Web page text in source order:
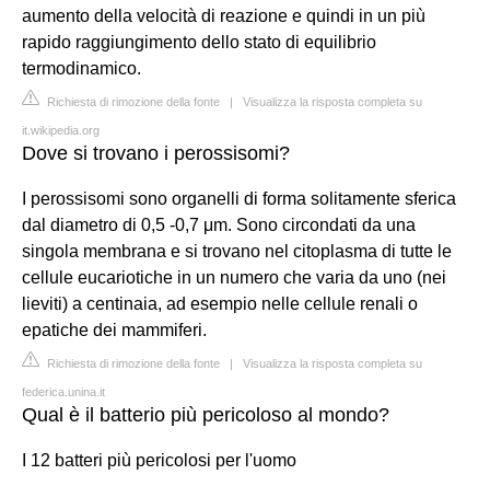
aumento della velocità di reazione e quindi in un più
rapido raggiungimento dello stato di equilibrio
termodinamico.
Richiesta di rimozione della fonte | Visualizza la risposta completa su
it.wikipedia.org
Dove si trovano i perossisomi?
I perossisomi sono organelli di forma solitamente sferica
dal diametro di 0,5 -0,7 μm. Sono circondati da una
singola membrana e si trovano nel citoplasma di tutte le
cellule eucariotiche in un numero che varia da uno (nei
lieviti) a centinaia, ad esempio nelle cellule renali o
epatiche dei mammiferi.
Richiesta di rimozione della fonte | Visualizza la risposta completa su
federica.unina.it
Qual è il batterio più pericoloso al mondo?
I 12 batteri più pericolosi per l'uomo